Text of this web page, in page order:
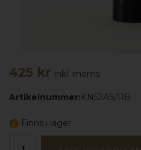
425 kr inkl. moms
Artikelnummer:KN52AS/RB
Finns i lager